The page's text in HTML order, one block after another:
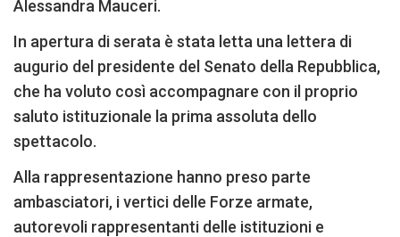
Alessandra Mauceri.
In apertura di serata è stata letta una lettera di
augurio del presidente del Senato della Repubblica,
che ha voluto così accompagnare con il proprio
saluto istituzionale la prima assoluta dello
spettacolo.
Alla rappresentazione hanno preso parte
ambasciatori, i vertici delle Forze armate,
autorevoli rappresentanti delle istituzioni e